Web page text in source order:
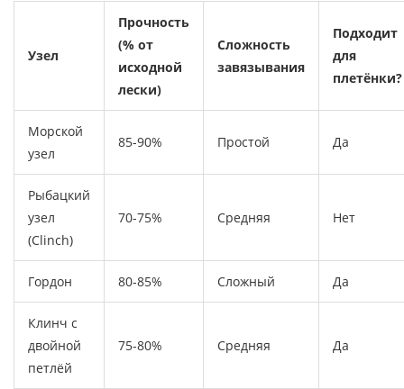
Узел
Прочность
(% от
исходной
лески)
Сложность
завязывания
Подходит
для
плетёнки?
Морской
узел
85-90% Простой Да
Рыбацкий
узел
(Clinch)
70-75% Средняя Нет
Гордон 80-85% Сложный Да
Клинч с
двойной
петлёй
75-80% Средняя Да